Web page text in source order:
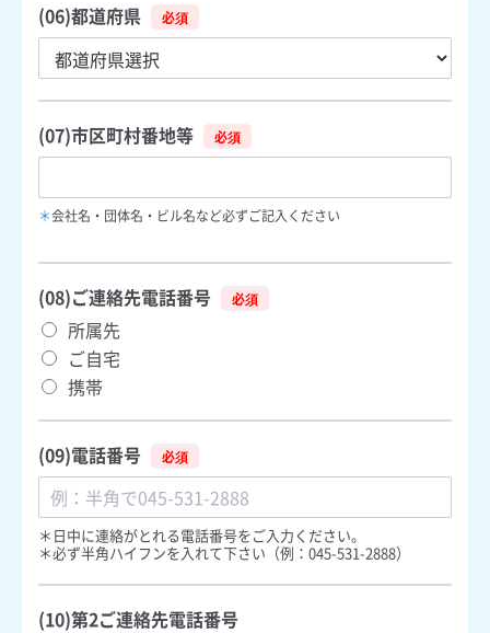
(06)都道府県
(07)市区町村番地等
＊会社名・団体名・ビル名など必ずご記入ください
(08)ご連絡先電話番号
所属先
ご自宅
携帯
(09)電話番号
＊日中に連絡がとれる電話番号をご入力ください。
＊必ず半角ハイフンを入れて下さい（例：045-531-2888）
(10)第2ご連絡先電話番号